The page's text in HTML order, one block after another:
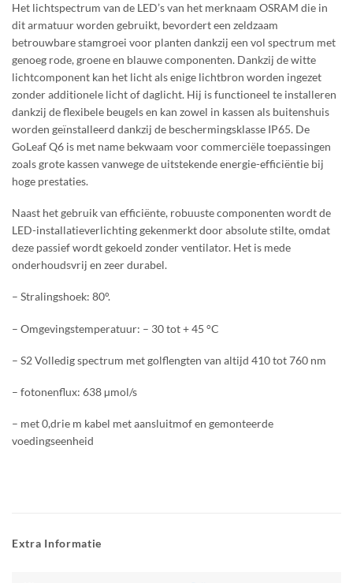
Het lichtspectrum van de LED’s van het merknaam OSRAM die in
dit armatuur worden gebruikt, bevordert een zeldzaam
betrouwbare stamgroei voor planten dankzij een vol spectrum met
genoeg rode, groene en blauwe componenten. Dankzij de witte
lichtcomponent kan het licht als enige lichtbron worden ingezet
zonder additionele licht of daglicht. Hij is functioneel te installeren
dankzij de flexibele beugels en kan zowel in kassen als buitenshuis
worden geïnstalleerd dankzij de beschermingsklasse IP65. De
GoLeaf Q6 is met name bekwaam voor commerciële toepassingen
zoals grote kassen vanwege de uitstekende energie-efficiëntie bij
hoge prestaties.
Naast het gebruik van efficiënte, robuuste componenten wordt de
LED-installatieverlichting gekenmerkt door absolute stilte, omdat
deze passief wordt gekoeld zonder ventilator. Het is mede
onderhoudsvrij en zeer durabel.
– Stralingshoek: 80°.
– Omgevingstemperatuur: – 30 tot + 45 °C
– S2 Volledig spectrum met golflengten van altijd 410 tot 760 nm
– fotonenflux: 638 µmol/s
– met 0,drie m kabel met aansluitmof en gemonteerde
voedingseenheid
Extra Informatie